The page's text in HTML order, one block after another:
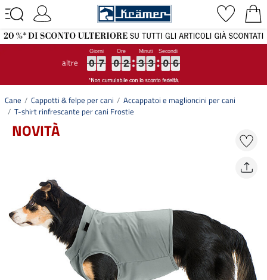
altre 0
0
0
0 7
7
7
7 0
0
0
0 2
2
2
2 3
3
3
3 3
3
3
3 0
0
0
0 5
6
5
6
Cane Cappotti & felpe per cani
Accappatoi e maglioncini per cani
T-shirt rinfrescante per cani Frostie
NOVITÀ